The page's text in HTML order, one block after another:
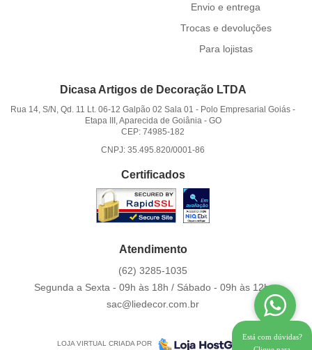
Envio e entrega
Trocas e devoluções
Para lojistas
Dicasa Artigos de Decoração LTDA
Rua 14, S/N, Qd. 11 Lt. 06-12 Galpão 02 Sala 01 - Polo Empresarial Goiás -
Etapa III, Aparecida de Goiânia- GO
CEP: 74985-182
CNPJ: 35.495.820/0001-86
Certificados
Atendimento
(62) 3285-1035
Segunda a Sexta - 09h às 18h / Sábado - 09h às 12h.
sac@liedecor.com.br
LOJA VIRTUAL CRIADA POR
Está com dúvidas?